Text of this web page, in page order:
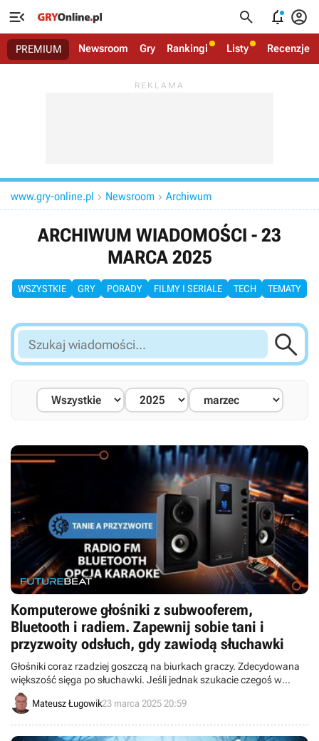
   
PREMIUM Newsroom Gry Rankingi Listy Recenzje
www.gry-online.pl  Newsroom  Archiwum
ARCHIWUM WIADOMOŚCI - 23
MARCA 2025
WSZYSTKIE GRY PORADY FILMY I SERIALE TECH TEMATY
Szukaj
wiadomości...

Komputerowe głośniki z subwooferem,
Bluetooth i radiem. Zapewnij sobie tani i
przyzwoity odsłuch, gdy zawiodą słuchawki
Głośniki coraz rzadziej goszczą na biurkach graczy. Zdecydowana
większość sięga po słuchawki. Jeśli jednak szukacie czegoś w
miarę taniego i jakościowego do awaryjnego odsłuchu, z pomocą
przychodzi zestaw 2.1 Tracer Tumba BT.
Mateusz Ługowik23 marca 2025 20:59